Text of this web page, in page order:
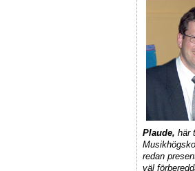
Plaude, här
redan
väl